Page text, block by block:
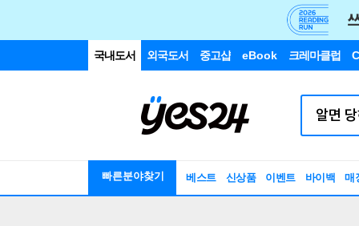
국내도서 외국도서 중고샵 eBook 크레마클럽
빠른분야찾기 베스트 신상품 이벤트 바이백 매